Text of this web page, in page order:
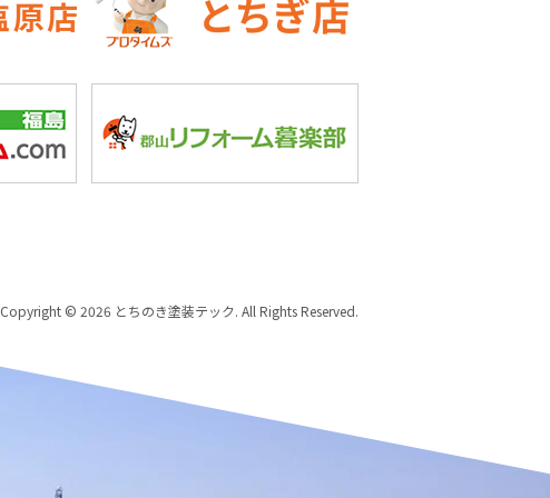
Copyright © 2026 とちのき塗装テック. All Rights Reserved.